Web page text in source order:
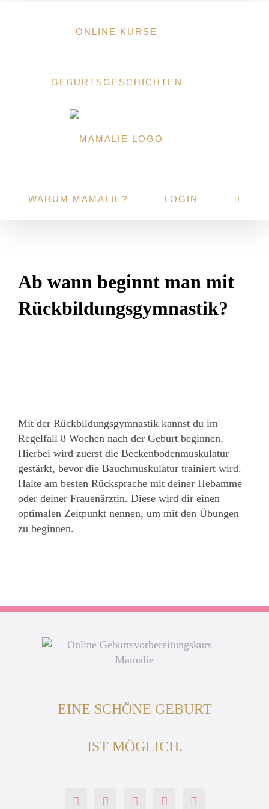
ONLINE KURSE
GEBURTSGESCHICHTEN
WARUM MAMALIE? LOGIN
Ab wann beginnt man mit
Rückbildungsgymnastik?
Mit der Rückbildungsgymnastik kannst du im
Regelfall 8 Wochen nach der Geburt beginnen.
Hierbei wird zuerst die Beckenbodenmuskulatur
gestärkt, bevor die Bauchmuskulatur trainiert wird.
Halte am besten Rücksprache mit deiner Hebamme
oder deiner Frauenärztin. Diese wird dir einen
optimalen Zeitpunkt nennen, um mit den Übungen
zu beginnen.
EINE SCHÖNE GEBURT
IST MÖGLICH.